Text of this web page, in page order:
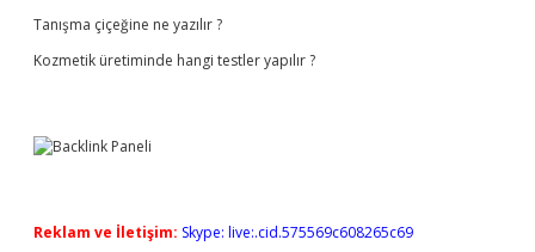
Tanışma çiçeğine ne yazılır ?
Kozmetik üretiminde hangi testler yapılır ?
Reklam ve İletişim: Skype: live:.cid.575569c608265c69